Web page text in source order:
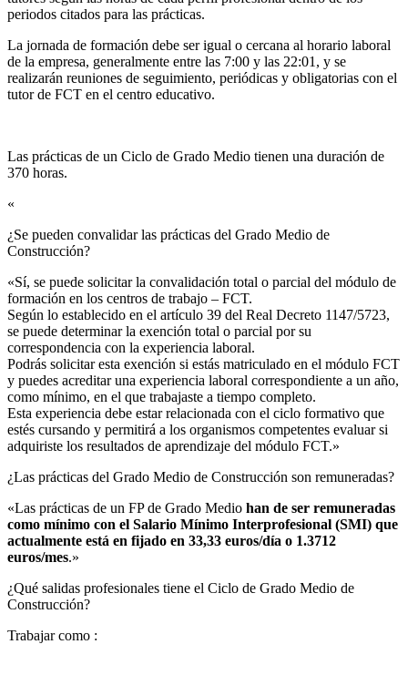
periodos citados para las prácticas.
La jornada de formación debe ser igual o cercana al horario laboral
de la empresa, generalmente entre las 7:00 y las 22:01, y se
realizarán reuniones de seguimiento, periódicas y obligatorias con el
tutor de FCT en el centro educativo.
Las prácticas de un Ciclo de Grado Medio tienen una duración de
370 horas.
«
¿Se pueden convalidar las prácticas del Grado Medio de
Construcción?​
«Sí, se puede solicitar la convalidación total o parcial del módulo de
formación en los centros de trabajo – FCT.
Según lo establecido en el artículo 39 del Real Decreto 1147/5723,
se puede determinar la exención total o parcial por su
correspondencia con la experiencia laboral.
Podrás solicitar esta exención si estás matriculado en el módulo FCT
y puedes acreditar una experiencia laboral correspondiente a un año,
como mínimo, en el que trabajaste a tiempo completo.
Esta experiencia debe estar relacionada con el ciclo formativo que
estés cursando y permitirá a los organismos competentes evaluar si
adquiriste los resultados de aprendizaje del módulo FCT.»
¿Las prácticas del Grado Medio de Construcción son remuneradas?​
«Las prácticas de un FP de Grado Medio han de ser remuneradas
como mínimo con el Salario Mínimo Interprofesional (SMI) que
actualmente está en fijado en 33,33 euros/día o 1.3712
euros/mes.»
¿Qué salidas profesionales tiene el Ciclo de Grado Medio de
Construcción?​
Trabajar como :